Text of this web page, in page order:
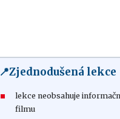
📍Zjednodušená lekce
lekce neobsahuje
filmu